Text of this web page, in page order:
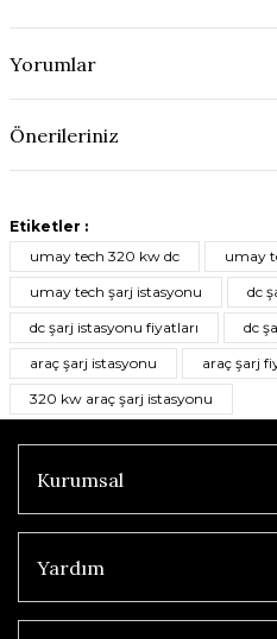
Yorumlar
Önerileriniz
Etiketler :
umay tech 320 kw dc
umay
umay tech şarj istasyonu
dc
dc şarj istasyonu fiyatları
dc
araç şarj istasyonu
araç şarj
320 kw araç şarj istasyonu
Kurumsal
Yardım